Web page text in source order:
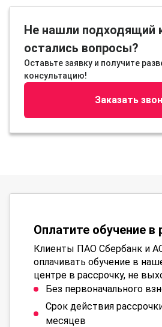
Не нашли подходящий
остались вопросы?
Оставьте заявку и получите
консультацию!
Заказать
Оплатите обучение в
Клиенты ПАО Сбербанк и
оплачивать обучение в
центре в рассрочку, не
Без первоначального
Срок действия
месяцев